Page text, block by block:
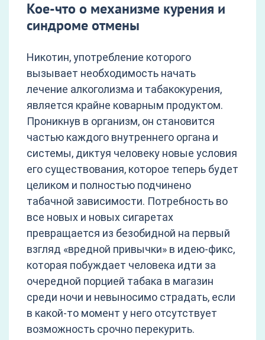
Кое-что о механизме курения и
синдроме отмены
Никотин, употребление которого
вызывает необходимость начать
лечение алкоголизма и табакокурения,
является крайне коварным продуктом.
Проникнув в организм, он становится
частью каждого внутреннего органа и
системы, диктуя человеку новые условия
его существования, которое теперь будет
целиком и полностью подчинено
табачной зависимости. Потребность во
все новых и новых сигаретах
превращается из безобидной на первый
взгляд «вредной привычки» в идею-фикс,
которая побуждает человека идти за
очередной порцией табака в магазин
среди ночи и невыносимо страдать, если
в какой-то момент у него отсутствует
возможность срочно перекурить.